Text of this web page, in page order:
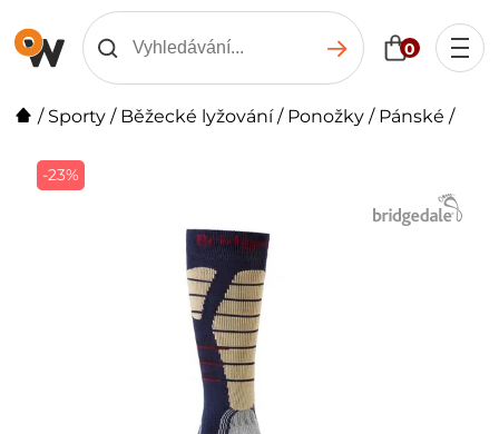
0
/ Sporty / Běžecké lyžování/ Ponožky / Pánské /
-23%